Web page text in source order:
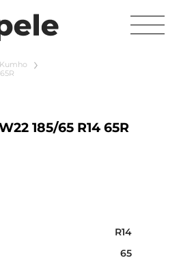
Kumho
185/65 R14 65R
R14
65